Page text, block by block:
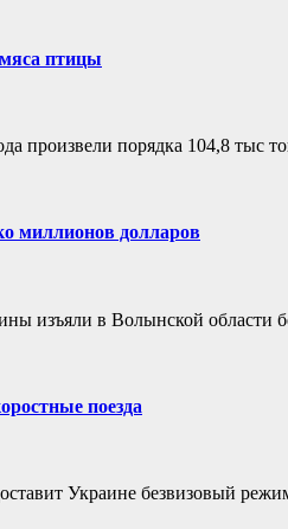
птицы
произвели порядка 104,8
миллионов долларов
изъяли в Волынской области
поезда
Украине безвизовый